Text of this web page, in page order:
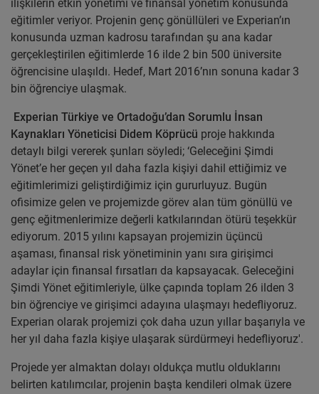
ilişkilerin etkin yönetimi ve finansal yönetim konusunda
eğitimler veriyor. Projenin genç gönüllüleri ve Experian’ın
konusunda uzman kadrosu tarafından şu ana kadar
gerçekleştirilen eğitimlerde 16 ilde 2 bin 500 üniversite
öğrencisine ulaşıldı. Hedef, Mart 2016’nın sonuna kadar 3
bin öğrenciye ulaşmak.
Experian Türkiye ve Ortadoğu’dan Sorumlu İnsan
Kaynakları Yöneticisi Didem Köprücü proje hakkında
detaylı bilgi vererek şunları söyledi; ‘Geleceğini Şimdi
Yönet’e her geçen yıl daha fazla kişiyi dahil ettiğimiz ve
eğitimlerimizi geliştirdiğimiz için gururluyuz. Bugün
ofisimize gelen ve projemizde görev alan tüm gönüllü ve
genç eğitmenlerimize değerli katkılarından ötürü teşekkür
ediyorum. 2015 yılını kapsayan projemizin üçüncü
aşaması, finansal risk yönetiminin yanı sıra girişimci
adaylar için finansal fırsatları da kapsayacak. Geleceğini
Şimdi Yönet eğitimleriyle, ülke çapında toplam 26 ilden 3
bin öğrenciye ve girişimci adayına ulaşmayı hedefliyoruz.
Experian olarak projemizi çok daha uzun yıllar başarıyla ve
her yıl daha fazla kişiye ulaşarak sürdürmeyi hedefliyoruz'.
Projede yer almaktan dolayı oldukça mutlu olduklarını
belirten katılımcılar, projenin başta kendileri olmak üzere